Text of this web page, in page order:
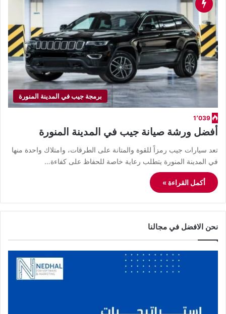
برمجة جيب في المدينة المنورة
1٬039
أفضل ورشة صيانة جيب في المدينة المنورة
تعد سيارات جيب رمزاً للقوة والمتانة على الطرقات، وامتلاك واحدة منها
في المدينة المنورة يتطلب رعاية خاصة للحفاظ على كفاءة…
أكمل القراءة »
نحن الافضل في مجالنا